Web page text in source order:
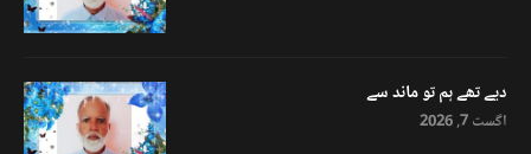
دیے تھے ہم تو ماند سے
اگست 7, 2026